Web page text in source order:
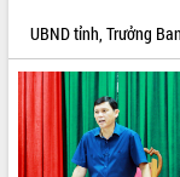
UBND tỉnh, Trưởng